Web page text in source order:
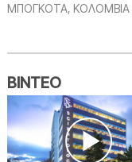
ΜΠΟΓΚΟΤΆ, ΚΟΛΟΜΒΊΑ
ΒΙΝΤΕΟ